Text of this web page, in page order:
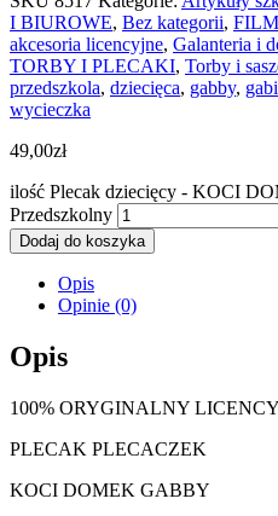
I BIUROWE, Bez kategorii,
akcesoria licencyjne, Galanteria i
TORBY I PLECAKI, Torby i
przedszkola, dziecięca, gabby, gabi
wycieczka
49,00zł
ilość Plecak dziecięcy - KOCI
Przedszkolny
Dodaj do koszyka
Opis
Opinie (0)
Opis
100% ORYGINALNY
PLECAK PLECACZEK
KOCI DOMEK GABBY